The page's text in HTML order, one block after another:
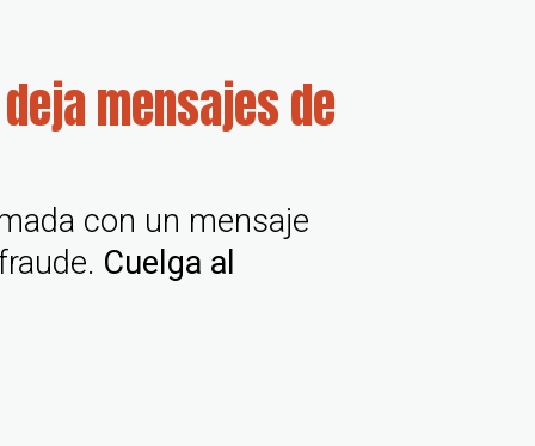
mensajes de
con un mensaje
Cuelga al